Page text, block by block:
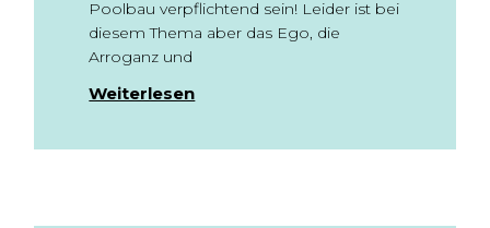
Poolbau verpflichtend sein! Leider ist bei
diesem Thema aber das Ego, die
Arroganz und
Weiterlesen